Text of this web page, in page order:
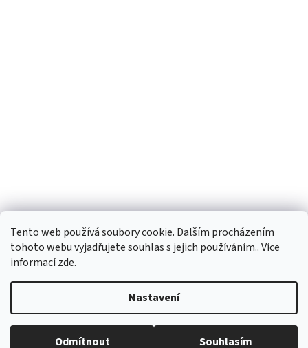
Tento web používá soubory cookie. Dalším procházením
tohoto webu vyjadřujete souhlas s jejich používáním.. Více
informacízde.
Nastavení
Odmítnout Souhlasím
Copyright 2026PEGASPLUS. Všechna práva vyhrazena.Upravit